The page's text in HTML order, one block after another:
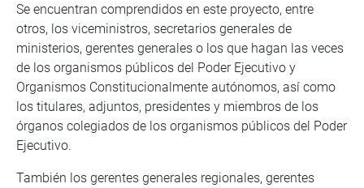
Se encuentran comprendidos en este proyecto, entre
otros, los viceministros, secretarios generales de
ministerios, gerentes generales o los que hagan las veces
de los organismos públicos del Poder Ejecutivo y
Organismos Constitucionalmente autónomos, así como
los titulares, adjuntos, presidentes y miembros de los
órganos colegiados de los organismos públicos del Poder
Ejecutivo.
También los gerentes generales regionales, gerentes